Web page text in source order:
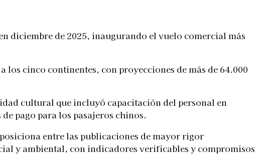
diciembre de 2025, inaugurando el vuelo comercial más
cinco continentes, con proyecciones de más de 64.000
cultural que incluyó capacitación del personal en
pago para los pasajeros chinos.
entre las publicaciones de mayor rigor
y ambiental, con indicadores verificables y compromisos